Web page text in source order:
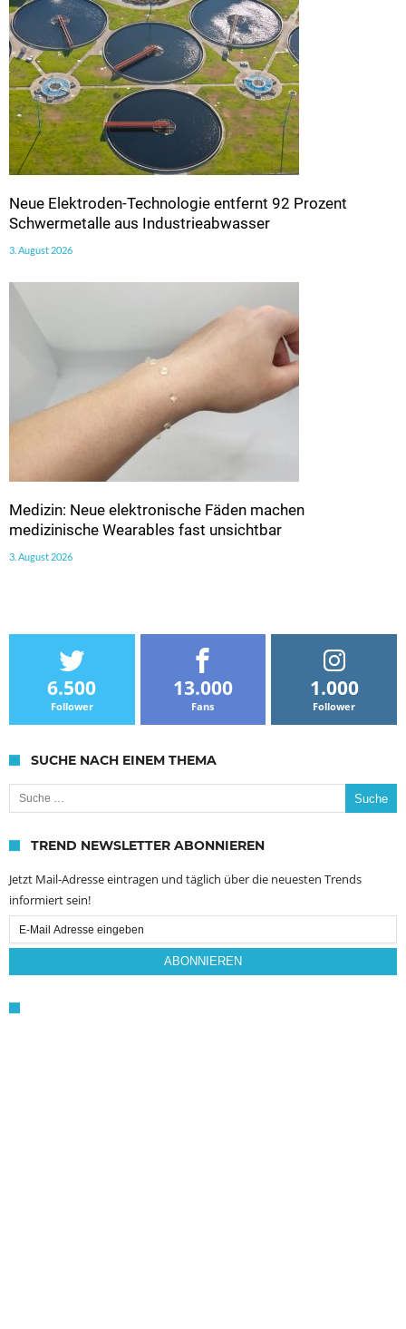
Neue Elektroden-Technologie entfernt 92 Prozent
Schwermetalle aus Industrieabwasser
3. August 2026
Medizin: Neue elektronische Fäden machen
medizinische Wearables fast unsichtbar
3. August 2026
6.500
Follower
13.000
Fans
1.000
Follower
SUCHE NACH EINEM THEMA
Suche nach:
TREND NEWSLETTER ABONNIEREN
Jetzt Mail-Adresse eintragen und täglich über die neuesten Trends
informiert sein!
Email
Subscription
ABONNIEREN